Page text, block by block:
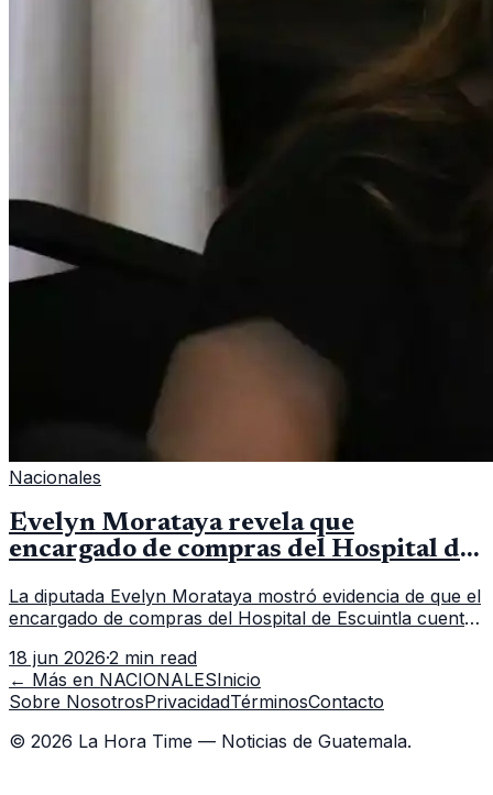
Nacionales
Evelyn Morataya revela que
encargado de compras del Hospital de
La diputada Evelyn Morataya mostró evidencia de que el
encargado de compras del Hospital de Escuintla cuenta
capacitación en la capital.
18 jun 2026·2 min read
← Más en NACIONALESInicio
Sobre NosotrosPrivacidadTérminosContacto
© 2026 La Hora Time — Noticias de Guatemala.